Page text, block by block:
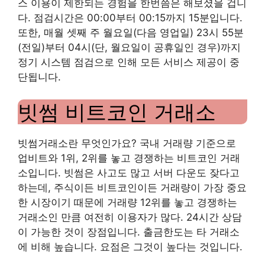
스 이용이 제한되는 경험을 한번쯤은 해보셨을 겁니
다. 점검시간은 00:00부터 00:15까지 15분입니다.
또한, 매월 셋째 주 월요일(다음 영업일) 23시 55분
(전일)부터 04시(단, 월요일이 공휴일인 경우)까지
정기 시스템 점검으로 인해 모든 서비스 제공이 중
단됩니다.
빗썸 비트코인 ​​거래소
빗썸거래소란 무엇인가요? 국내 거래량 기준으로
업비트와 1위, 2위를 놓고 경쟁하는 비트코인 ​​거래
소입니다. 빗썸은 사고도 많고 서버 다운도 잦다고
하는데, 주식이든 비트코인이든 거래량이 가장 중요
한 시장이기 때문에 거래량 12위를 놓고 경쟁하는
거래소인 만큼 여전히 이용자가 많다. 24시간 상담
이 가능한 것이 장점입니다. 출금한도는 타 거래소
에 비해 높습니다. 요점은 그것이 높다는 것입니다.